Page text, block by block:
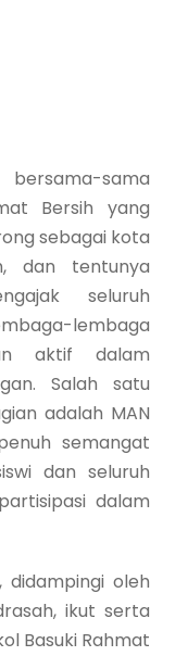
sama
Bersih yang
sebagai kota
dan tentunya
seluruh
lembaga
aktif dalam
Salah satu
adalah MAN
semangat
dan seluruh
dalam
didampingi oleh
ikut serta
Basuki Rahmat